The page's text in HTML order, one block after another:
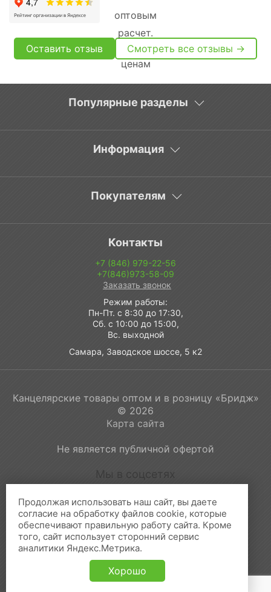
Оставить отзыв Смотреть все отзывы →
Популярные разделы
Информация
Покупателям
Контакты
+7 (846) 979-22-56
+7(846)973-58-09
Заказать звонок
Режим работы:
Пн-Пт. с 8:30 до 17:30,
Сб. с 10:00 до 15:00,
Вс. выходной
Самара, Заводское шоссе, 5 к2
Канцелярские товары оптом и в розницу «Бридж»
© 2026
Карта сайта
Не является публичной офертой
Мы в соцсетях
Принимаем к оплате:
Продолжая использовать наш сайт, вы даете
согласие на обработку файлов cookie, которые
обеспечивают правильную работу сайта. Кроме
того, сайт использует сторонний сервис
аналитики Яндекс.Метрика.
Хорошо